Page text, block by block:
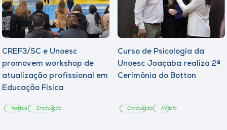
CREF3/SC e Unoesc
promovem workshop de
atualização profissional em
Educação Física
Notícia Graduação
Curso de Psicologia da
Unoesc Joaçaba realiza 2ª
Cerimônia do Botton
Graduação Notícia